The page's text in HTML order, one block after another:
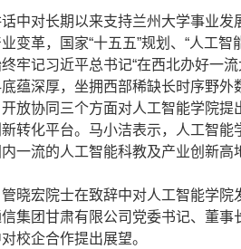
对长期以来支持兰州大学事业发
变革，国家“十五五”规划、“人工
牢记习近平总书记“在西北办好一
蕴深厚，坐拥西部稀缺长时序野
放协同三个方面对人工智能学院
转化平台。马小洁表示，人工智
一流的人工智能科教及产业创新
宏院士在致辞中对人工智能学院
集团甘肃有限公司党委书记、董
校企合作提出展望。